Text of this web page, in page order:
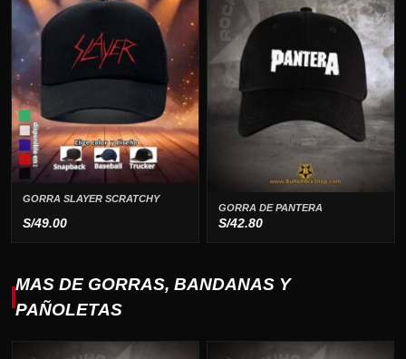
GORRA SLAYER SCRATCHY
S/49.00
GORRA DE PANTERA
S/42.80
MAS DE GORRAS, BANDANAS Y
PAÑOLETAS